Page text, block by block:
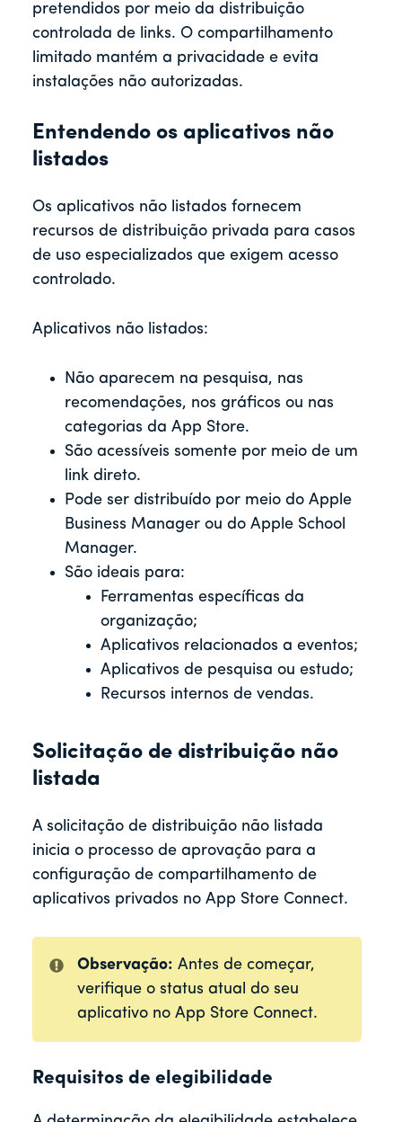
pretendidos por meio da distribuição
controlada de links. O compartilhamento
limitado mantém a privacidade e evita
instalações não autorizadas.
Entendendo os aplicativos não
listados
Os aplicativos não listados fornecem
recursos de distribuição privada para casos
de uso especializados que exigem acesso
controlado.
Aplicativos não listados:
Não aparecem na pesquisa, nas
recomendações, nos gráficos ou nas
categorias da App Store.
São acessíveis somente por meio de um
link direto.
Pode ser distribuído por meio do Apple
Business Manager ou do Apple School
Manager.
São ideais para:
Ferramentas específicas da
organização;
Aplicativos relacionados a eventos;
Aplicativos de pesquisa ou estudo;
Recursos internos de vendas.
Solicitação de distribuição não
listada
A solicitação de distribuição não listada
inicia o processo de aprovação para a
configuração de compartilhamento de
aplicativos privados no App Store Connect.
Observação: Antes de começar,
verifique o status atual do seu
aplicativo no App Store Connect.
Requisitos de elegibilidade